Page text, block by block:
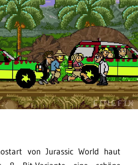
von Jurassic World haut